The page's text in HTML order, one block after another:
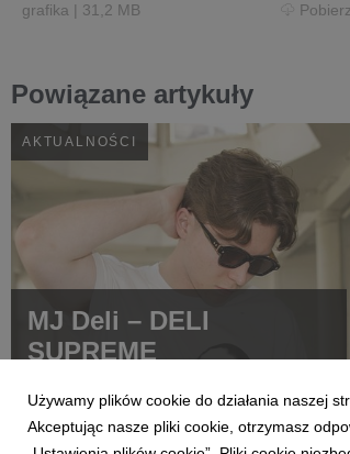
grafika | 31,2 MB Pobierz
Powiązane artykuły
AKTUALNOŚCI
MJ Deli – DELI
SUPREME
Używamy plików cookie do działania naszej
Akceptując nasze pliki cookie, otrzymasz